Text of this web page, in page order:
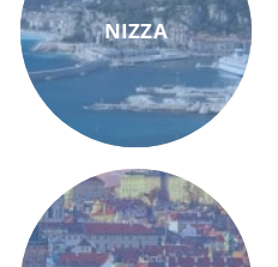
NIZZA